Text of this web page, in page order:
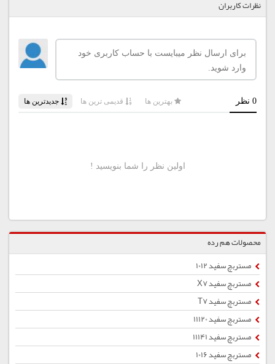
نظرات کاربران
محصولات هم رده
مستربچ سفید 1012
مستربچ سفید X7
مستربچ سفید T7
مستربچ سفید 11120
مستربچ سفید 11141
مستربچ سفید 1016